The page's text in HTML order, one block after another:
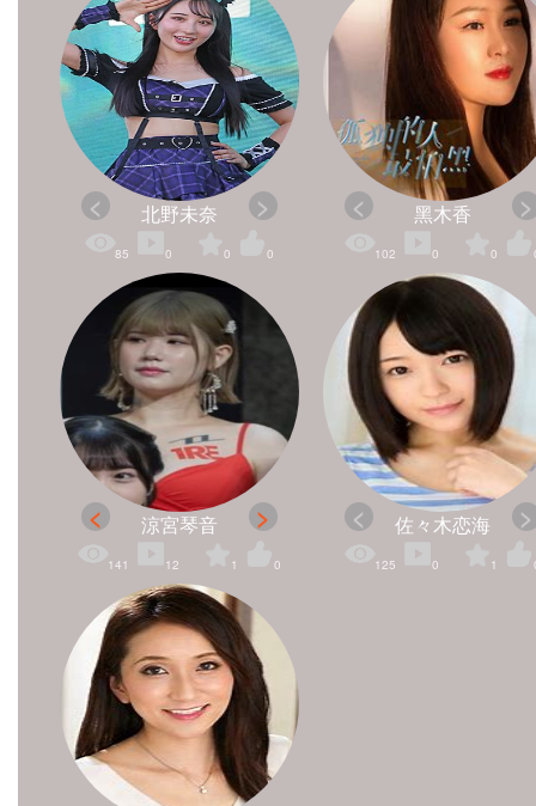
北野未奈
85 0 0 0
黑木香
102 0 0
涼宮琴音
141 12 1 0
佐々木恋海
125 0 1